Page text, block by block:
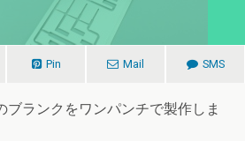
Pin Mail SMS
ブランクをワンパンチで製作しま